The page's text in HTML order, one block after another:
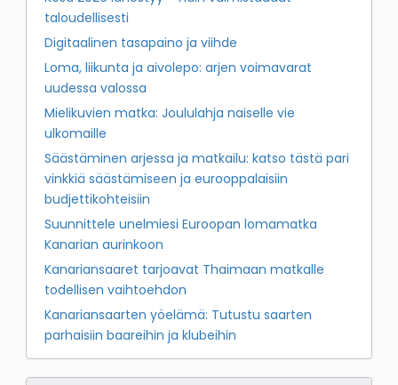
taloudellisesti
Digitaalinen tasapaino ja viihde
Loma, liikunta ja aivolepo: arjen voimavarat
uudessa valossa
Mielikuvien matka: Joululahja naiselle vie
ulkomaille
Säästäminen arjessa ja matkailu: katso tästä pari
vinkkiä säästämiseen ja eurooppalaisiin
budjettikohteisiin
Suunnittele unelmiesi Euroopan lomamatka
Kanarian aurinkoon
Kanariansaaret tarjoavat Thaimaan matkalle
todellisen vaihtoehdon
Kanariansaarten yöelämä: Tutustu saarten
parhaisiin baareihin ja klubeihin